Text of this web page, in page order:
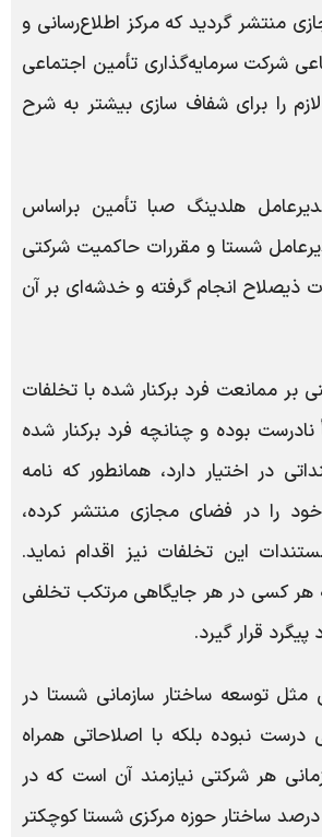
منتشر گردید که مرکز اطلاع‌رسانی و
شرکت سرمایه‌گذاری تأمین اجتماعی
را برای شفاف سازی بیشتر به شرح
هلدینگ صبا تأمین براساس
شستا و مقررات حاکمیت شرکتی
ذیصلاح انجام گرفته و خدشه‌ای بر آن
بر ممانعت فرد برکنار شده با تخلفات
بوده و چنانچه فرد برکنار شده
در اختیار دارد، همانطور که نامه
را در فضای مجازی منتشر کرده،
این تخلفات نیز اقدام نماید.
هر کسی در هر جایگاهی مرتکب تخلفی
قرار گیرد.
توسعه ساختار سازمانی شستا در
درست نبوده بلکه با اصلاحاتی همراه
هر شرکتی نیازمند آن است که در
نتیجه این اقدام 10 درصد ساختار حوزه مرکزی شستا کوچکتر